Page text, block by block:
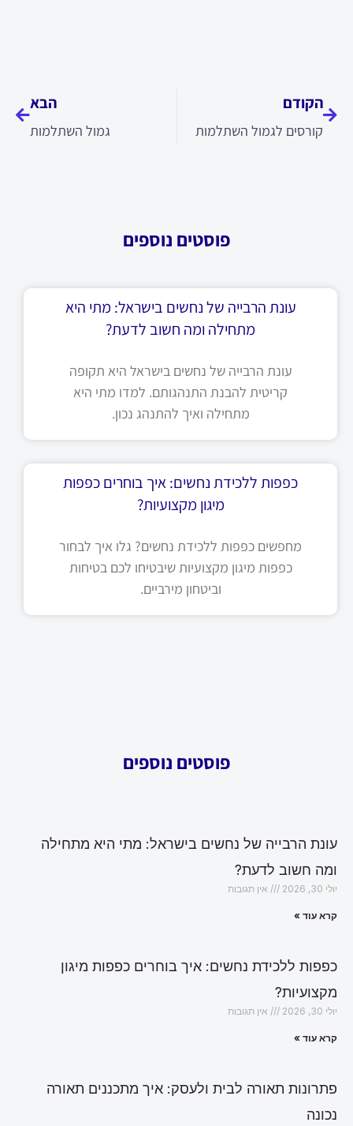
הקודם
קורסים לגמול השתלמות
הבא
גמול השתלמות
פוסטים נוספים
עונת הרבייה של נחשים בישראל: מתי היא
מתחילה ומה חשוב לדעת?
עונת הרבייה של נחשים בישראל היא תקופה
קריטית להבנת התנהגותם. למדו מתי היא
מתחילה ואיך להתנהג נכון.
כפפות ללכידת נחשים: איך בוחרים כפפות
מיגון מקצועיות?
מחפשים כפפות ללכידת נחשים? גלו איך לבחור
כפפות מיגון מקצועיות שיבטיחו לכם בטיחות
וביטחון מירביים.
פוסטים נוספים
עונת הרבייה של נחשים בישראל: מתי היא מתחילה
ומה חשוב לדעת?
יולי 30, 2026 אין תגובות
קרא עוד »
כפפות ללכידת נחשים: איך בוחרים כפפות מיגון
מקצועיות?
יולי 30, 2026 אין תגובות
קרא עוד »
פתרונות תאורה לבית ולעסק: איך מתכננים תאורה
נכונה